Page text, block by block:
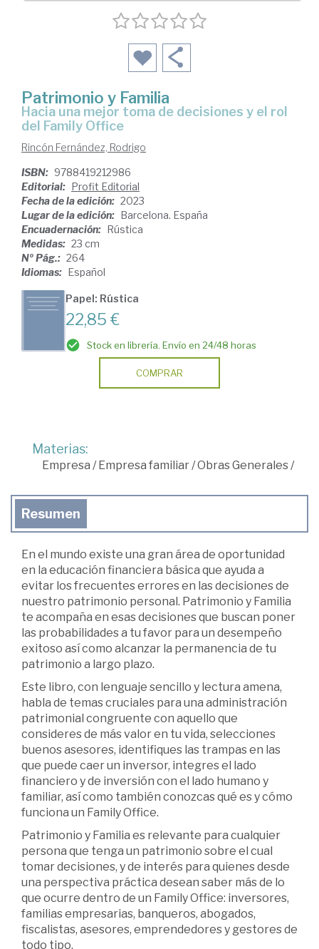
Patrimonio y Familia
hacia una mejor toma de decisiones y el rol
del Family Office
Rincón Fernández, Rodrigo
ISBN: 9788419212986
Editorial: Profit Editorial
Fecha de la edición: 2023
Lugar de la edición: Barcelona. España
Encuadernación: Rústica
Medidas: 23 cm
Nº Pág.: 264
Idiomas: Español
Papel: Rústica
22,85 €
Stock en librería. Envío en 24/48 horas
COMPRAR
Materias:
Empresa / Empresa familiar/Obras Generales/
Resumen
En el mundo existe una gran área de oportunidad
en la educación financiera básica que ayuda a
evitar los frecuentes errores en las decisiones de
nuestro patrimonio personal. Patrimonio y Familia
te acompaña en esas decisiones que buscan poner
las probabilidades a tu favor para un desempeño
exitoso así como alcanzar la permanencia de tu
patrimonio a largo plazo.
Este libro, con lenguaje sencillo y lectura amena,
habla de temas cruciales para una administración
patrimonial congruente con aquello que
consideres de más valor en tu vida, selecciones
buenos asesores, identifiques las trampas en las
que puede caer un inversor, integres el lado
financiero y de inversión con el lado humano y
familiar, así como también conozcas qué es y cómo
funciona un Family Office.
Patrimonio y Familia es relevante para cualquier
persona que tenga un patrimonio sobre el cual
tomar decisiones, y de interés para quienes desde
una perspectiva práctica desean saber más de lo
que ocurre dentro de un Family Office: inversores,
familias empresarias, banqueros, abogados,
fiscalistas, asesores, emprendedores y gestores de
todo tipo.